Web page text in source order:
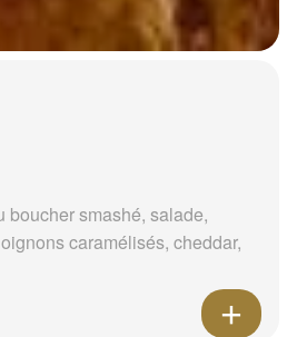
boucher smashé, salade,
caramélisés, cheddar,